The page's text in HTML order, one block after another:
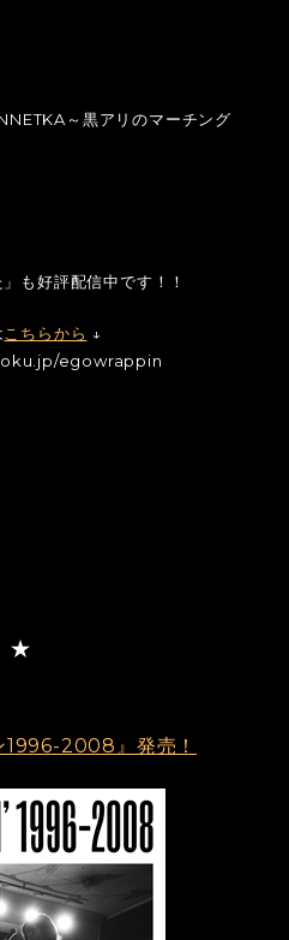
～黒アリのマーチング
も好評配信中です！！
こちらから ↓
egowrappin
1996-2008』発売！